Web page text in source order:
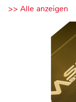
>> Alle anzeigen